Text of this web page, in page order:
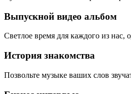
Выпускной видео альбом
Светлое время для каждого из
История знакомства
Позвольте музыке ваших слов